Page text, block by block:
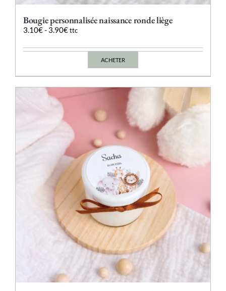
Bougie personnalisée naissance ronde liège
3.10€- 3.90€ ttc
ACHETER
Ce
plusieurs
variations.
options
peuvent
être
choisies
sur
la
page
du
produit